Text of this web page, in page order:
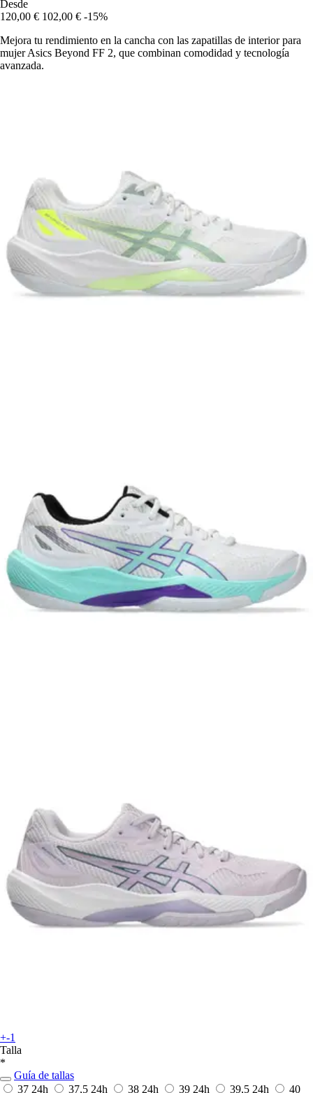
Desde
120,00 € 102,00 € -15%
Mejora tu rendimiento en la cancha con las zapatillas de interior para
mujer Asics Beyond FF 2, que combinan comodidad y tecnología
avanzada.
+-1
Talla
*
Guía de tallas
37 24h 37,5 24h 38 24h 39 24h 39,5 24h
40